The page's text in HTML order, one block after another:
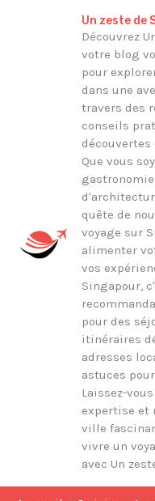
Un zeste de
Découvrez
votre blog
pour
dans une
travers des
conseils
Que vous
quête de
voyage sur
alimenter
vos
Singapour,
pour des
itinéraires
adresses
astuces
Laissez-
expertise et
ville
vivre un
avec Un
Rechercher